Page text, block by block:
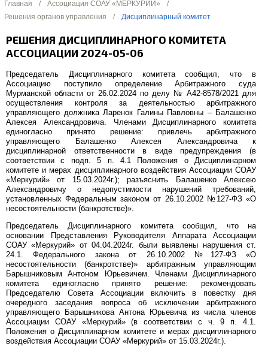
Главная / Ассоциация СОАУ «МЕРКУРИЙ»
/
Решения органов управления
/ Дисциплинарный комитет
РЕШЕНИЯ ДИСЦИПЛИНАРНОГО КОМИТЕТА
АССОЦИАЦИИ 2024-05-06
Председатель Дисциплинарного комитета сообщил, что в
Ассоциацию поступило определение Арбитражного суда
Мурманской области от 26.02.2024 по делу № А42-8578/2021 для
осуществления контроля за деятельностью арбитражного
управляющего должника Ларенок Галины Павловны – Балашенко
Алексея Александровича. Членами Дисциплинарного комитета
единогласно принято решение: привлечь арбитражного
управляющего Балашенко Алексея Александровича к
дисциплинарной ответственности в виде предупреждения (в
соответствии с подп. 5 п. 4.1 Положения о Дисциплинарном
комитете и мерах дисциплинарного воздействия Ассоциации СОАУ
«Меркурий» от 15.03.2024г.); разъяснить Балашенко Алексею
Александровичу о недопустимости нарушений требований,
установленных Федеральным законом от 26.10.2002 №127-ФЗ «О
несостоятельности (банкротстве)».
Председатель Дисциплинарного комитета сообщил, что на
основании Представления Руководителя Аппарата Ассоциации
СОАУ «Меркурий» от 04.04.2024г. были выявлены нарушения ст.
24.1. Федерального закона от 26.10.2002 №127-ФЗ «О
несостоятельности (банкротстве)» арбитражным управляющим
Барышниковым Антоном Юрьевичем. Членами Дисциплинарного
комитета единогласно принято решение: рекомендовать
Председателю Совета Ассоциации включить в повестку дня
очередного заседания вопроса об исключении арбитражного
управляющего Барышникова Антона Юрьевича из числа членов
Ассоциации СОАУ «Меркурий» (в соответствии с ч. 9 п. 4.1.
Положения о Дисциплинарном комитете и мерах дисциплинарного
воздействия Ассоциации СОАУ «Меркурий» от 15.03.2024г.).